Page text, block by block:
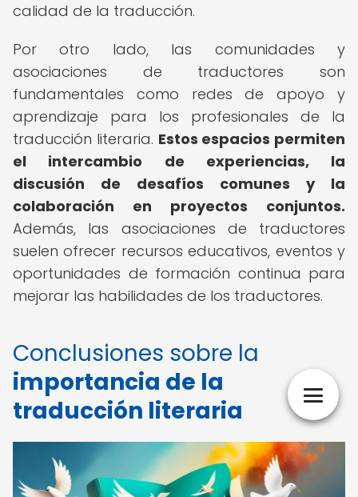
calidad de la traducción.
Por otro lado, las comunidades y
asociaciones de traductores son
fundamentales como redes de apoyo y
aprendizaje para los profesionales de la
traducción literaria. Estos espacios permiten
el intercambio de experiencias, la
discusión de desafíos comunes y la
colaboración en proyectos conjuntos.
Además, las asociaciones de traductores
suelen ofrecer recursos educativos, eventos y
oportunidades de formación continua para
mejorar las habilidades de los traductores.
Conclusiones sobre la
importancia de la
traducción literaria